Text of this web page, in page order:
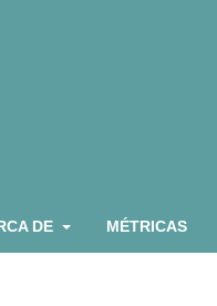
DE MÉTRICAS